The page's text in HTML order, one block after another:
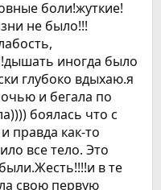
боли!жуткие!
не было!!!
иногда было
глубоко вдыхаю.я
и бегала по
боялась что с
правда как-то
все тело. Это
в те
свою первую